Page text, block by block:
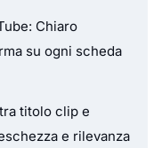
Chiaro
su ogni scheda
titolo clip e
e rilevanza